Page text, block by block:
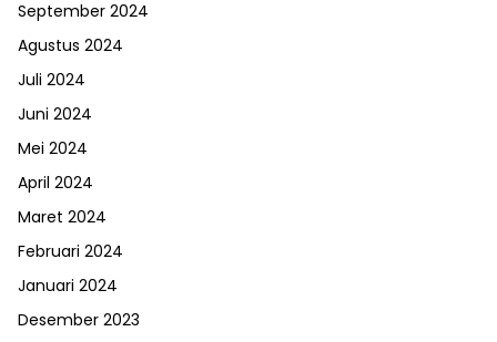
September 2024
Agustus 2024
Juli 2024
Juni 2024
Mei 2024
April 2024
Maret 2024
Februari 2024
Januari 2024
Desember 2023